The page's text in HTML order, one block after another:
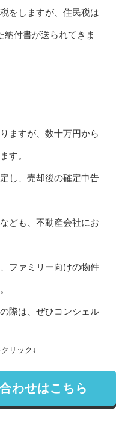
をしますが、住民税は
納付書が送られてきま
ますが、数十万円から
す。
し、売却後の確定申告
ども、不動産会社にお
ファミリー向けの物件
際は、ぜひコンシェル
リック↓
わせはこちら